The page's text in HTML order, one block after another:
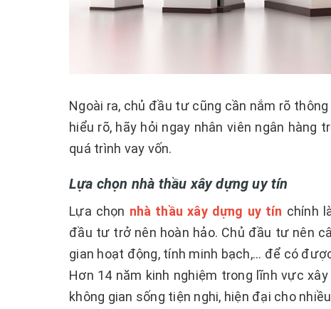
Ngoài ra, chủ đầu tư cũng cần nắm rõ
hiểu rõ, hãy hỏi ngay nhân viên ngân
quá trình vay vốn.
Lựa chọn nhà thầu xây dựng uy tín
Lựa chọn nhà thầu xây dựng uy tín chính
đầu tư trở nên hoàn hảo. Chủ đầu tư nên
gian hoạt động, tính minh bạch,... để có
Hơn 14 năm kinh nghiệm trong lĩnh vực
không gian sống tiện nghi, hiện đại cho